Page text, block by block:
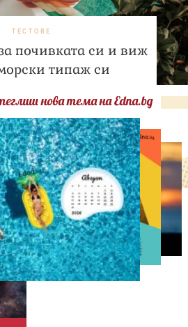
ТЕСТОВЕ
почивката си и виж
типаж си
нова тема на Edna.bg
НУМЕРОЛОГИЯ
Нумерологична прогноза
за 7 август, петък